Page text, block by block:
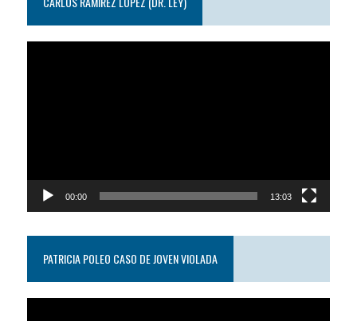
00:00 13:03
PATRICIA POLEO CASO DE JOVEN VIOLADA